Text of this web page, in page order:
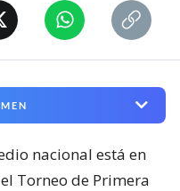
nacional está en
Torneo de Primera